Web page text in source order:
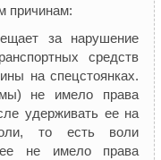
причинам:
за нарушение
средств
на спецстоянках.
не имело права
удерживать ее на
то есть воли
не имело права